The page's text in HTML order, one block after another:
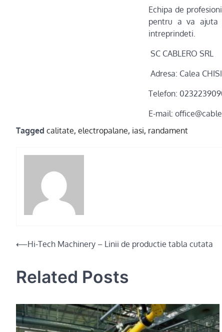
Echipa de
pentru a va ajuta
intreprindeti.
SC CABLERO SRL
Adresa: Calea
Telefon:
E-mail:
Tagged calitate, electropalane, iasi, randament
Post
⟵Hi-Tech Machinery – Linii de productie tabla cutata
Related Posts